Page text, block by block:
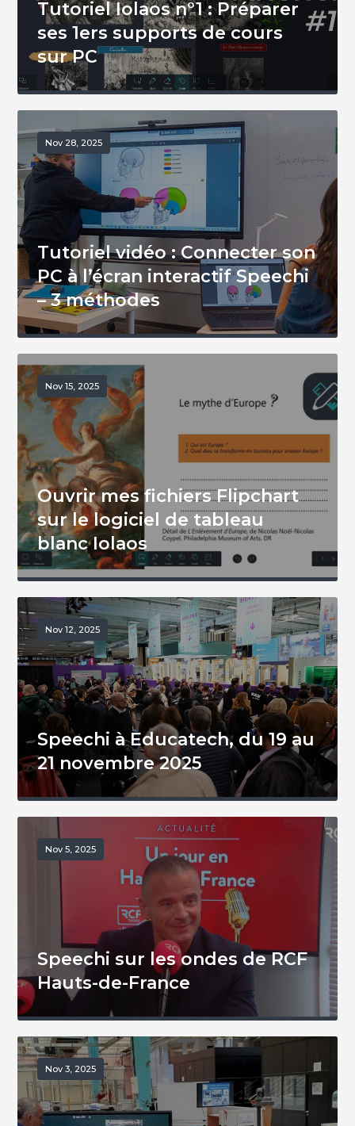
Tutoriel Iolaos n°1 : Préparer
ses 1ers supports de cours
sur PC
Nov 28, 2025
Tutoriel vidéo : Connecter son
PC à l’écran interactif Speechi
– 3 méthodes
Nov 15, 2025
Ouvrir mes fichiers Flipchart
sur le logiciel de tableau
blanc Iolaos
Nov 12, 2025
Speechi à Educatech, du 19 au
21 novembre 2025
Nov 5, 2025
Speechi sur les ondes de RCF
Hauts-de-France
Nov 3, 2025